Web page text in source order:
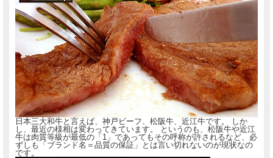
日本三大和牛と言えば、神戸ビーフ、松阪牛、近江牛です。 しか
し、最近の様相は変わってきています。 というのも、松阪牛や近江
牛は肉質等級が最低の「1」であってもその呼称が許されるなど、必
ずしも「ブランド名＝品質の保証」とは言い切れないのが現状なの
です。